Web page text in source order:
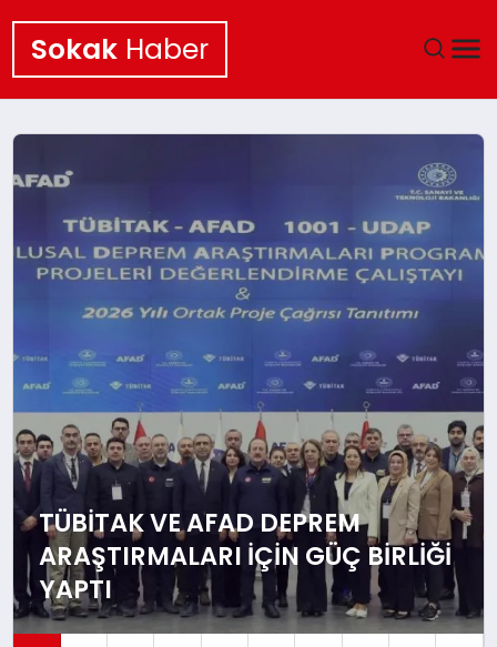
Sokak Haber
EKONOMI
POLITIKA
KÜLTÜR SANAT
SAĞLIK
TEKNOLOJI
TÜBİTAK VE AFAD DEPREM
ARAŞTIRMALARI İÇIN GÜÇ BIRLIĞI
YAPTI